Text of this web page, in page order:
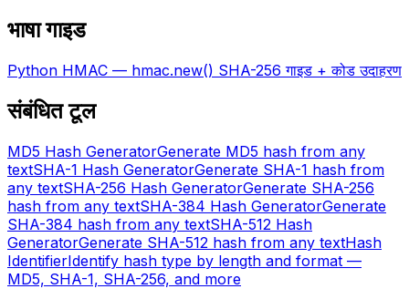
भाषा गाइड
Python HMAC — hmac.new() SHA-256 गाइड + कोड उदाहरण
संबंधित टूल
MD5 Hash GeneratorGenerate MD5 hash from any
textSHA-1 Hash GeneratorGenerate SHA-1 hash from
any textSHA-256 Hash GeneratorGenerate SHA-256
hash from any textSHA-384 Hash GeneratorGenerate
SHA-384 hash from any textSHA-512 Hash
GeneratorGenerate SHA-512 hash from any textHash
IdentifierIdentify hash type by length and format —
MD5, SHA-1, SHA-256, and more